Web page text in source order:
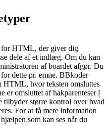
for HTML, der giver dig
dele af et indlæg. Om du kan
af boardet afgør. Du
dette pr. emne. BBkoder
HTML, hvor teksten omsluttes
er omsluttet af hakparenteser [
tilbyder større kontrol over hvad
For at få mere information
som kan ses når du